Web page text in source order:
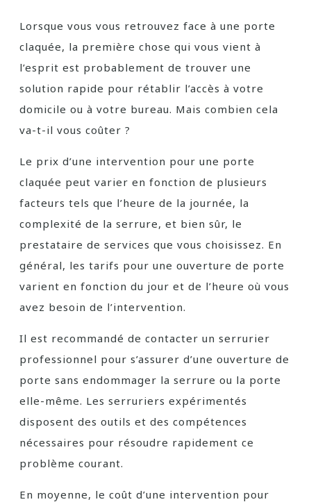
Lorsque vous vous retrouvez face à une porte
claquée, la première chose qui vous vient à
l’esprit est probablement de trouver une
solution rapide pour rétablir l’accès à votre
domicile ou à votre bureau. Mais combien cela
va-t-il vous coûter ?
Le prix d’une intervention pour une porte
claquée peut varier en fonction de plusieurs
facteurs tels que l’heure de la journée, la
complexité de la serrure, et bien sûr, le
prestataire de services que vous choisissez. En
général, les tarifs pour une ouverture de porte
varient en fonction du jour et de l’heure où vous
avez besoin de l’intervention.
Il est recommandé de contacter un serrurier
professionnel pour s’assurer d’une ouverture de
porte sans endommager la serrure ou la porte
elle-même. Les serruriers expérimentés
disposent des outils et des compétences
nécessaires pour résoudre rapidement ce
problème courant.
En moyenne, le coût d’une intervention pour